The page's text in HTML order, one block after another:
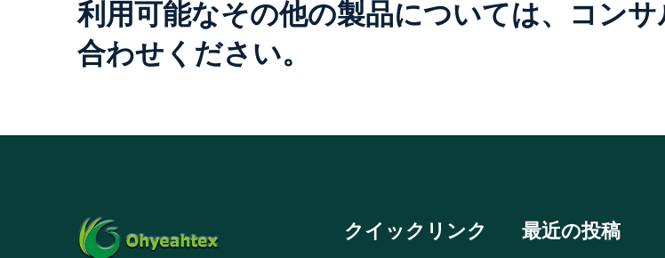
利用可能なその他の製品については、コン
合わせください。
クイックリンク 最近の投稿